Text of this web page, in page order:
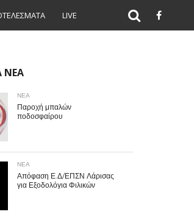
LIVE
ΝΕΑ
ΝΕΑ
Παροχή μπαλών
ποδοσφαίρου
ΝΕΑ
Απόφαση Ε.Δ/ΕΠΣΝ Λάρισας
για Εξοδολόγια Φιλικών